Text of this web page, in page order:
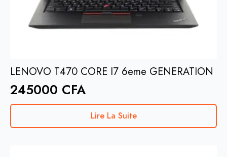
LENOVO T470 CORE I7 6eme GENERATION
245000 CFA
Lire La Suite